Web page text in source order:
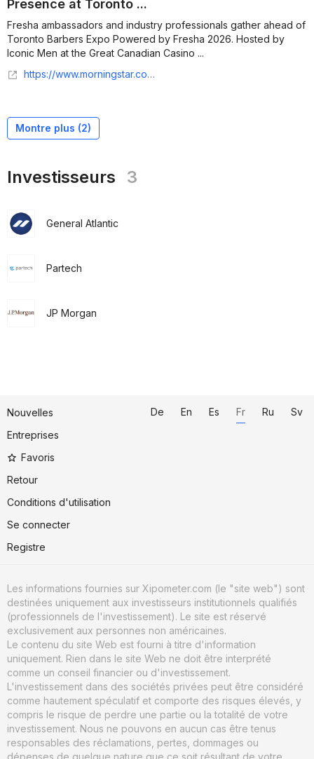
Presence at Toronto ...
Fresha ambassadors and industry professionals gather ahead of
Toronto Barbers Expo Powered by Fresha 2026. Hosted by
Iconic Men at the Great Canadian Casino ...
https://www.morningstar.com/news/business-wire/20260609151018/fresha-strengthens-its-global-barbering-presence-at-toronto-barbers-expo-ahead-of-haircon-powered-by-fresha
Montre plus (2)
Investisseurs 3
General Atlantic
Partech
JP Morgan
Nouvelles
Entreprises
Favoris
Retour
Conditions d'utilisation
Se connecter
Registre
De En Es Fr Ru Sv
Les informations fournies sur Xipometer.com (le "site web") sont
destinées uniquement aux investisseurs institutionnels qualifiés
(professionnels de l'investissement). Le site est réservé
exclusivement aux personnes non américaines.
Le contenu du site Web est fourni à titre d'information
uniquement. Rien dans le site Web ne doit être interprété
comme un conseil financier ou d'investissement.
L'investissement dans des sociétés privées peut être considéré
comme hautement spéculatif et comporte des risques élevés, y
compris le risque de perdre une partie ou la totalité de votre
investissement. Nous ne pouvons en aucun cas être tenus
responsables des réclamations, pertes, dommages ou
dépenses de quelque nature que ce soit résultant de votre